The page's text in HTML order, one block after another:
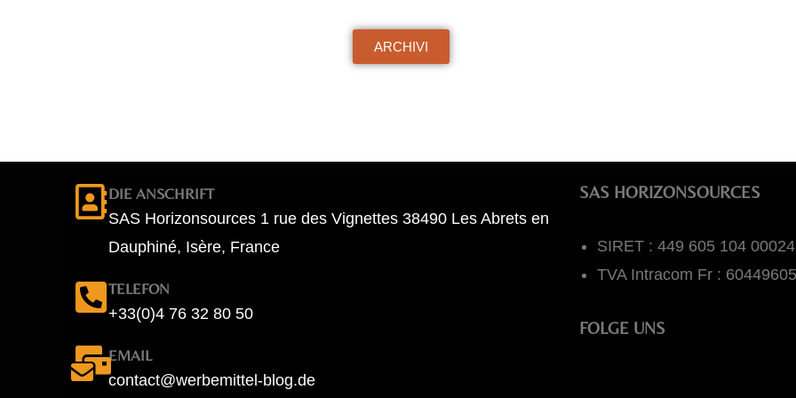
ARCHIVI
DIE ANSCHRIFT
SAS Horizonsources 1 rue des Vignettes 38490 Les Abrets en
Dauphiné, Isère, France
TELEFON
+33(0)4 76 32 80 50
EMAIL
contact@werbemittel-blog.de
SAS HORIZONSOURCES
SIRET : 449 605 104 00024
TVA Intracom Fr :
FOLGE UNS